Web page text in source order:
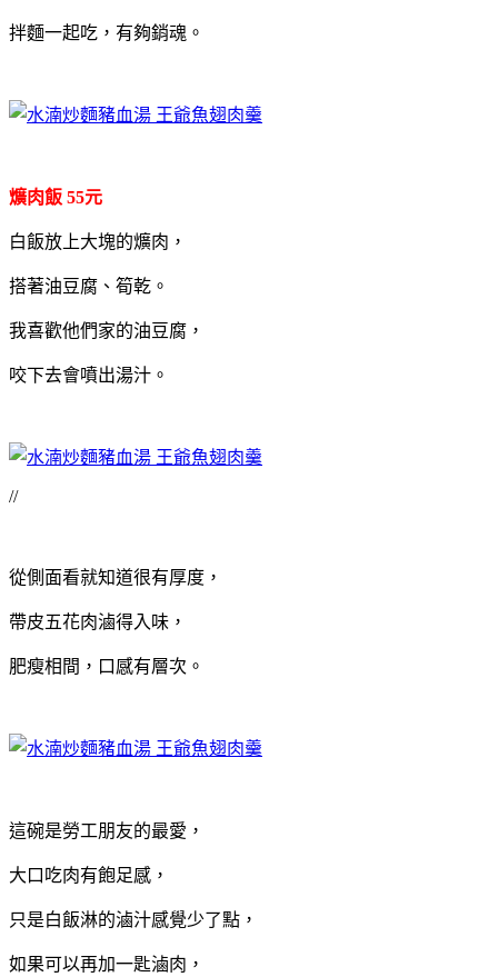
拌麵一起吃，有夠銷魂。
爌肉飯 55元
白飯放上大塊的爌肉，
搭著油豆腐、筍乾。
我喜歡他們家的油豆腐，
咬下去會噴出湯汁。
//
從側面看就知道很有厚度，
帶皮五花肉滷得入味，
肥瘦相間，口感有層次。
這碗是勞工朋友的最愛，
大口吃肉有飽足感，
只是白飯淋的滷汁感覺少了點，
如果可以再加一匙滷肉，